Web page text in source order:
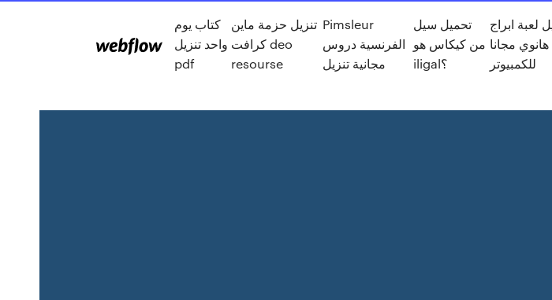
كتاب يوم
واحد تنزيل
pdf
تنزيل حزمة ماين
كرافت deo
resourse
Pimsleur
الفرنسية دروس
مجانية تنزيل
تحميل سيل
من كيكاس هو
iligal؟
لعبة ابراج
هانوي مجانا
للكمبيوتر